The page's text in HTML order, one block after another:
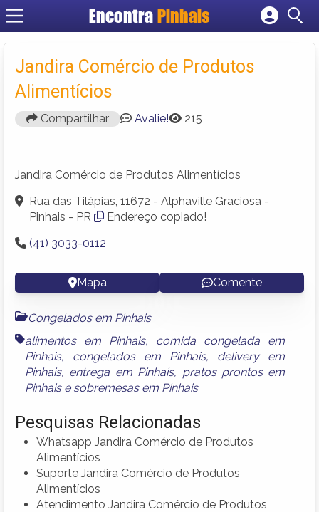
Encontra Pinhais
Cadastrar empresa
Criar conta
Jandira Comércio de Produtos
Alimentícios
Compartilhar Avalie! 215
Jandira Comércio de Produtos Alimentícios
Rua das Tilápias, 11672 - Alphaville Graciosa -
Pinhais - PR
Endereço copiado!
(41) 3033-0112
Mapa Comente
Congelados em Pinhais
alimentos em Pinhais, comida congelada em
Pinhais, congelados em Pinhais, delivery em
Pinhais, entrega em Pinhais, pratos prontos em
Pinhaise sobremesas em Pinhais
Pesquisas Relacionadas
Whatsapp Jandira Comércio de Produtos
Alimentícios
Suporte Jandira Comércio de Produtos
Alimentícios
Atendimento Jandira Comércio de Produtos